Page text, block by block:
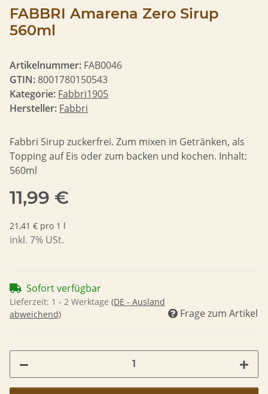
FABBRI Amarena Zero Sirup
560ml
Artikelnummer: FAB0046
GTIN: 8001780150543
Kategorie: Fabbri1905
Hersteller: Fabbri
Fabbri Sirup zuckerfrei. Zum mixen in Getränken, als
Topping auf Eis oder zum backen und kochen. Inhalt:
560ml
11,99 €
21,41 € pro 1 l
inkl. 7% USt.
Sofort verfügbar
Lieferzeit: 1 - 2 Werktage (DE - Ausland
abweichend)
Frage zum Artikel